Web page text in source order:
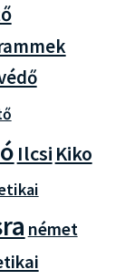
Ilcsi Kiko
német